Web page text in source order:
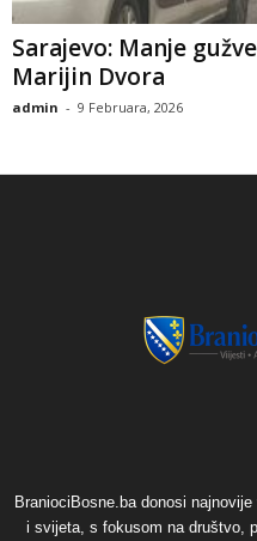
Sarajevo: Manje
Marijin Dvora
admin - 9 Februara, 2026
BraniociBosne.ba donosi
i svijeta, s fokusom na društvo,